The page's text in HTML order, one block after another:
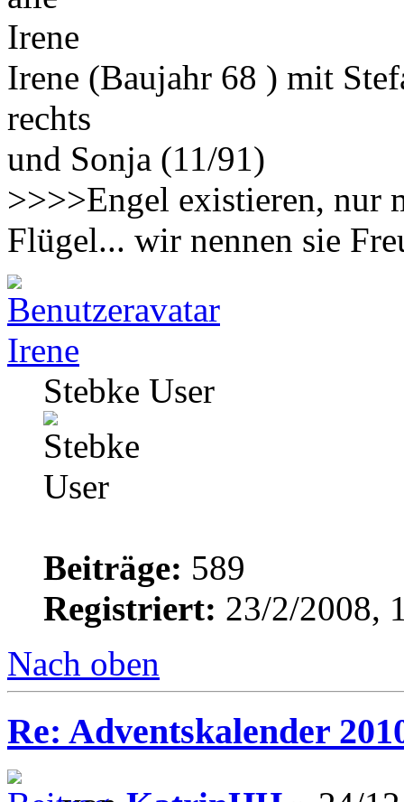
Irene
Irene (Baujahr 68 ) mit
rechts
und Sonja (11/91)
>>>>Engel existieren, nur
Flügel... wir nennen sie
Irene
Stebke User
Beiträge: 589
Registriert: 23/2/2008,
Nach oben
Re: Adventskalender